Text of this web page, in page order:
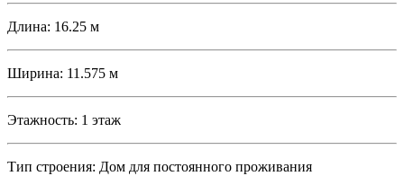
Длина: 16.25 м
Ширина: 11.575 м
Этажность: 1 этаж
Тип строения: Дом для постоянного проживания